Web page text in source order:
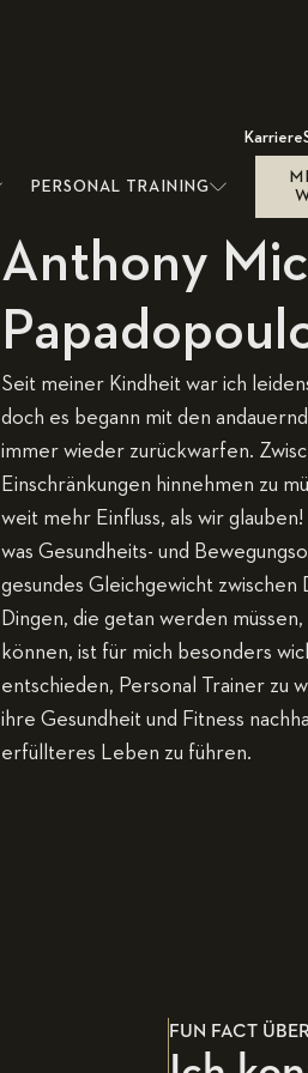
Karriere
PERSONAL TRAINING
Anthony
Seit meiner Kindheit war ich
doch es begann mit den
immer wieder zurückwarfen.
Einschränkungen hinnehmen zu
weit mehr Einfluss, als wir
was Gesundheits- und
gesundes Gleichgewicht zwischen
Dingen, die getan werden
können, ist für mich besonders
entschieden, Personal Trainer zu
ihre Gesundheit und Fitness
erfüllteres Leben zu führen.
FUN FACT